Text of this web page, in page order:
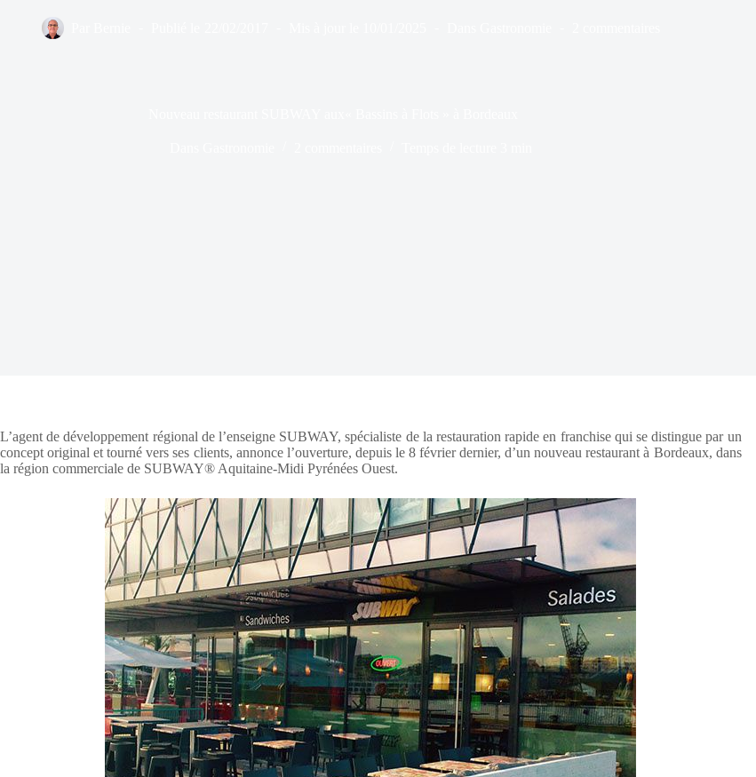
L’agent de développement régional de l’enseigne SUBWAY, spécialiste de la restauration rapide en franchise qui se distingue par un
concept original et tourné vers ses clients, annonce l’ouverture, depuis le 8 février dernier, d’un nouveau restaurant à Bordeaux, dans
la région commerciale de SUBWAY® Aquitaine-Midi Pyrénées Ouest.